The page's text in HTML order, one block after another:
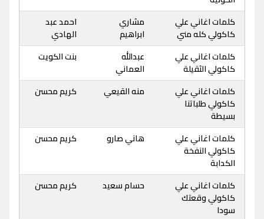
كلمات اغاني علي
كاكولي كله مني
مشاري
ابراهيم
احمد عبد
الهادي
كلمات اغاني علي
كاكولي الثقيلة
عبدالله
العماني
بنت الكويت
كلمات اغاني علي
كاكولي طلباتنا
بسيطة
منه القيعي كريم محسن
كلمات اغاني علي
كاكولي النفخة
الكدابة
هاني صارو كريم محسن
كلمات اغاني علي
كاكولي وقعتك
سودا
حسام سعيد كريم محسن